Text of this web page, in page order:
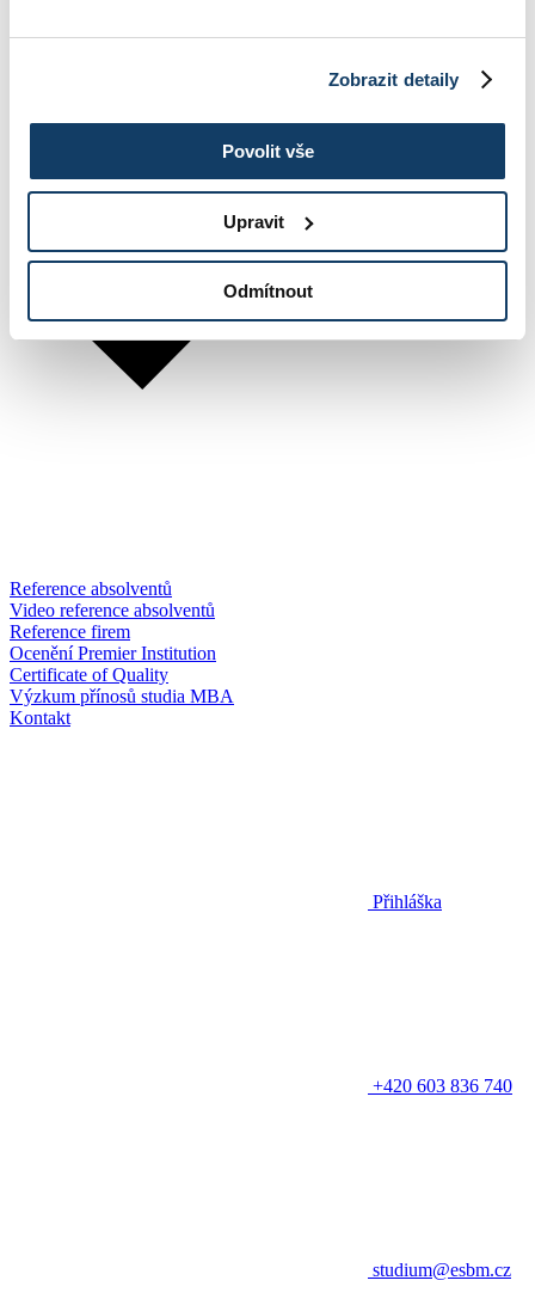
Zobrazit detaily
Povolit vše
Upravit
Odmítnout
Reference absolventů
Video reference absolventů
Reference firem
Ocenění Premier Institution
Certificate of Quality
Výzkum přínosů studia MBA
Kontakt
Přihláška
+420 603 836 740
studium@esbm.cz